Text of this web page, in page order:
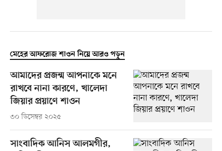
মেহের আফরোজ শাওন নিয়ে আরও পড়ুন
আমাদের প্রজন্ম আপনাকে মনে
রাখবে নানা কারণে, খালেদা
জিয়ার প্রয়াণে শাওন
৩০ ডিসেম্বর ২০২৫
সাংবাদিক আনিস আলমগীর,